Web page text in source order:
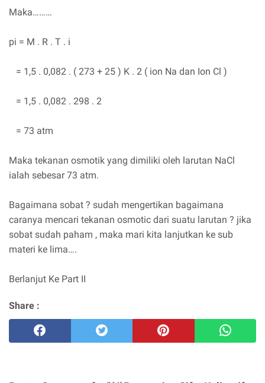
Maka………
pi = M . R . T . i
= 1,5 . 0,082 . ( 273 + 25 ) K . 2 ( ion Na dan Ion Cl )
= 1,5 . 0,082 . 298 . 2
= 73 atm
Maka tekanan osmotik yang dimiliki oleh larutan NaCl
ialah sebesar 73 atm.
Bagaimana sobat ? sudah mengertikan bagaimana
caranya mencari tekanan osmotic dari suatu larutan ? jika
sobat sudah paham , maka mari kita lanjutkan ke sub
materi ke lima….
Berlanjut Ke Part II
Share :